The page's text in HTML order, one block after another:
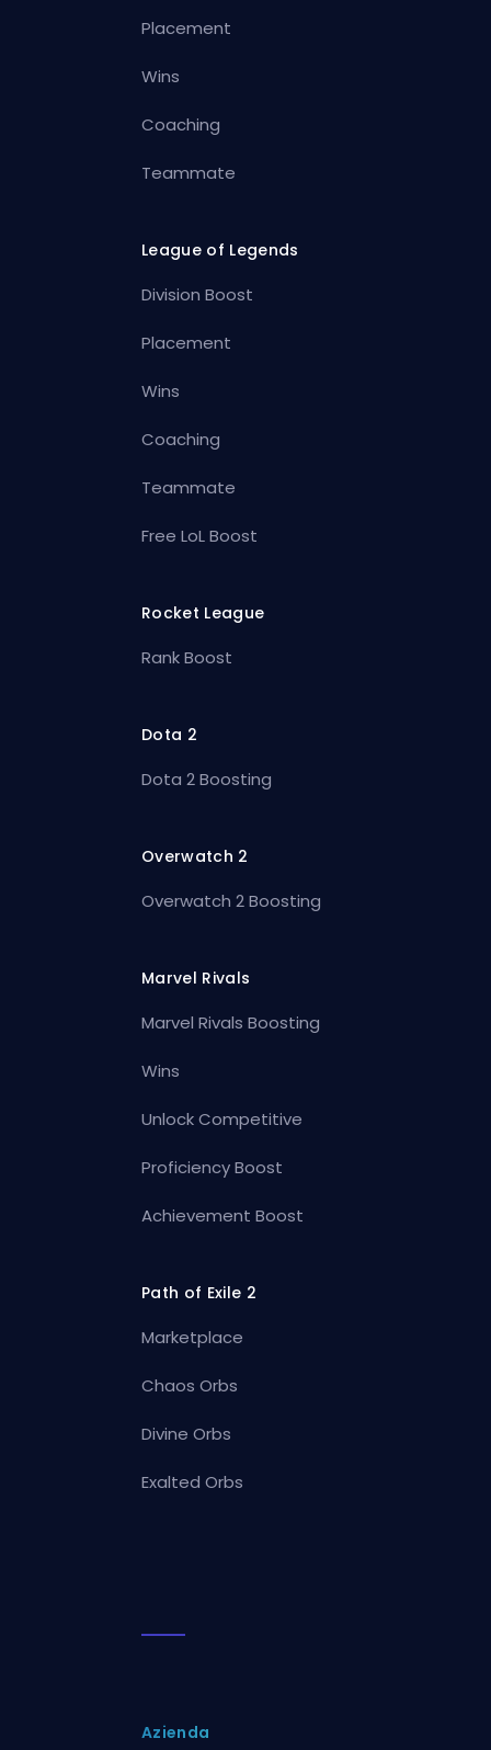
Placement
Wins
Coaching
Teammate
League of Legends
Division Boost
Placement
Wins
Coaching
Teammate
Free LoL Boost
Rocket League
Rank Boost
Dota 2
Dota 2 Boosting
Overwatch 2
Overwatch 2 Boosting
Marvel Rivals
Marvel Rivals Boosting
Wins
Unlock Competitive
Proficiency Boost
Achievement Boost
Path of Exile 2
Marketplace
Chaos Orbs
Divine Orbs
Exalted Orbs
Azienda